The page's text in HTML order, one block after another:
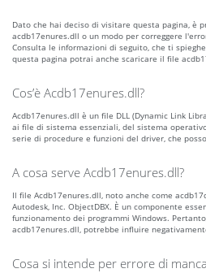
Dato che hai deciso di visitare questa pagina, è
acdb17enures.dll o un modo per correggere
Consulta le informazioni di seguito, che ti
questa pagina potrai anche scaricare il file
Cos’è Acdb17enures.dll?
Acdb17enures.dll è un file DLL (Dynamic Link
ai file di sistema essenziali, del sistema
serie di procedure e funzioni del driver, che
A cosa serve Acdb17enures.dll?
Il file Acdb17enures.dll, noto anche come
Autodesk, Inc. ObjectDBX. È un componente
funzionamento dei programmi Windows.
acdb17enures.dll, potrebbe influire
Cosa si intende per errore di